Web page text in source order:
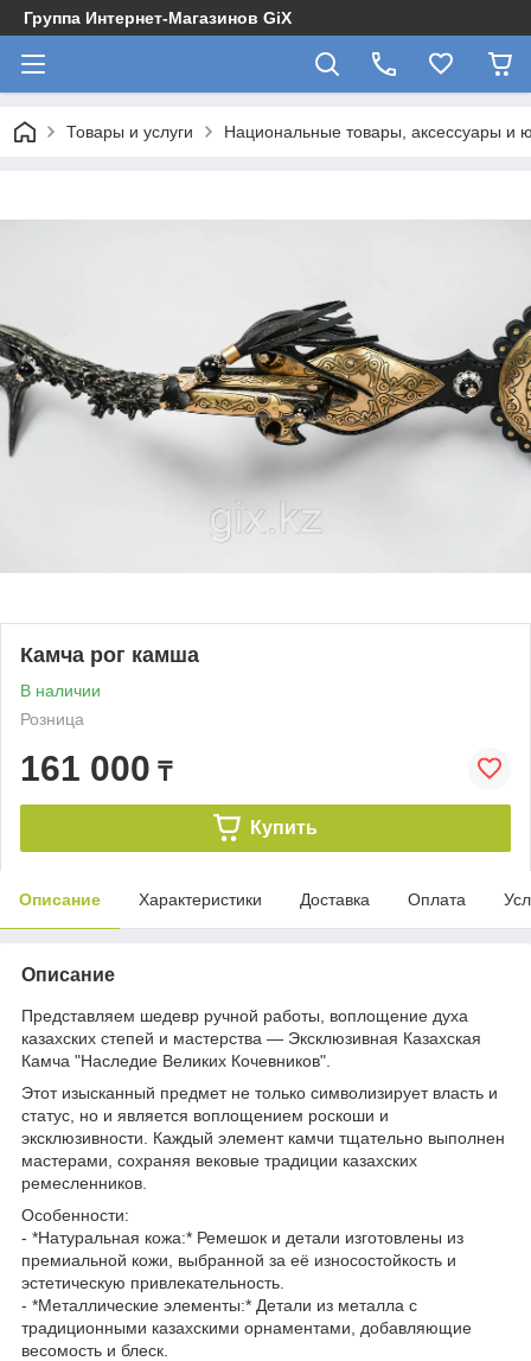
Группа Интернет-Магазинов GiX
Товары и услуги Национальные товары, аксессуары и
Камча рог камша
В наличии
Розница
161 000 ₸
Купить
Описание Характеристики Доставка Оплата
Описание
Представляем шедевр ручной работы, воплощение духа
казахских степей и мастерства — Эксклюзивная Казахская
Камча "Наследие Великих Кочевников".
Этот изысканный предмет не только символизирует власть и
статус, но и является воплощением роскоши и
эксклюзивности. Каждый элемент камчи тщательно выполнен
мастерами, сохраняя вековые традиции казахских
ремесленников.
Особенности:
- *Натуральная кожа:* Ремешок и детали изготовлены из
премиальной кожи, выбранной за её износостойкость и
эстетическую привлекательность.
- *Металлические элементы:* Детали из металла с
традиционными казахскими орнаментами, добавляющие
весомость и блеск.